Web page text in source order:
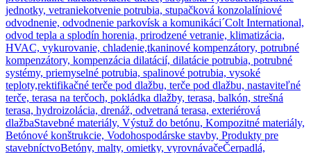
jednotky, vetraniekotvenie potrubia, stupačková konzolalíniové
odvodnenie, odvodnenie parkovísk a komunikáci´Colt International,
odvod tepla a splodín horenia, prirodzené vetranie, klimatizácia,
HVAC, vykurovanie, chladenie,tkaninové kompenzátory, potrubné
kompenzátory, kompenzácia dilatácií, dilatácie potrubia, potrubné
systémy, priemyselné potrubia, spalinové potrubia, vysoké
teploty,rektifikačné terče pod dlažbu, terče pod dlažbu, nastaviteľné
terče, terasa na terčoch, pokládka dlažby, terasa, balkón, strešná
terasa, hydroizolácia, drenáž, odvetraná terasa, exteriérová
dlažbaStavebné materiály, Výstuž do betónu, Kompozitné materiály,
Betónové konštrukcie, Vodohospodárske stavby, Produkty pre
stavebníctvoBetóny, malty, omietky, vyrovnávačeČerpadlá,